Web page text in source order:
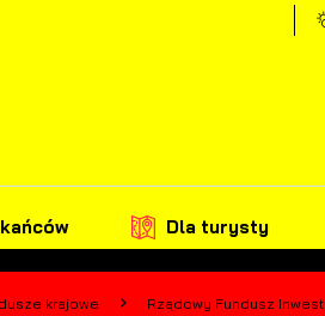
Dla turysty
krajowe Rządowy Fundusz